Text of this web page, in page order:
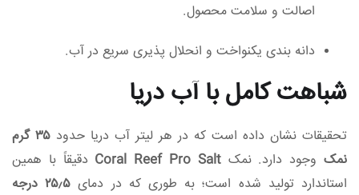
اصالت و سلامت محصول.
دانه‌ بندی یکنواخت و انحلال‌ پذیری سریع در آب.
شباهت کامل با آب دریا
تحقیقات نشان داده است که در هر لیتر آب دریا حدود
۳۵ گرم
نمکوجود دارد. نمکCoral Reef Pro Salt دقیقاً با همین
استاندارد تولید شده است؛ به طوری که در دمای
۲۵٫۵ درجه